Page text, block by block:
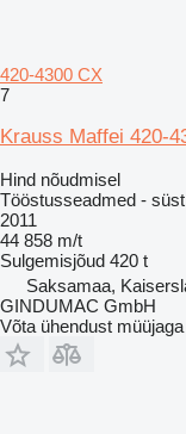
420-4300 CX
7
Krauss Maffei 420-
Hind nõudmisel
Tööstusseadmed -
2011
44 858 m/t
Sulgemisjõud 420 t
Saksamaa,
GINDUMAC GmbH
Võta ühendust müüjaga